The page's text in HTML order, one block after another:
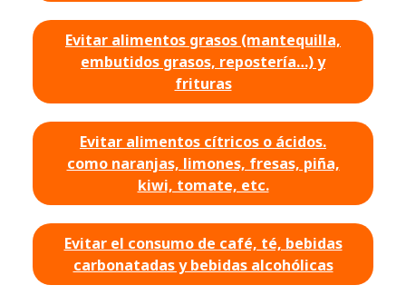
Evitar alimentos grasos (mantequilla,
embutidos grasos, repostería…) y
frituras
Evitar alimentos cítricos o ácidos.
como naranjas, limones, fresas, piña,
kiwi, tomate, etc.
Evitar el consumo de café, té, bebidas
carbonatadas y bebidas alcohólicas